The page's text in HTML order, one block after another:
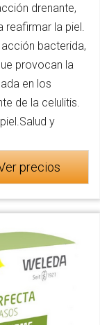
drenante,
la piel.
bacterida,
provocan la
en los
de la celulitis.
y
precios